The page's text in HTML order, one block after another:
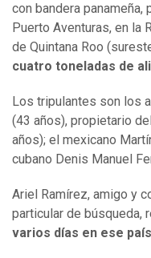
con bandera
Puerto Aventuras, en la
de Quintana Roo
cuatro toneladas de
Los tripulantes son los
(43 años), propietario
años); el mexicano
cubano Denis Manuel
Ariel Ramírez, amigo y
particular de búsqueda,
varios días en ese